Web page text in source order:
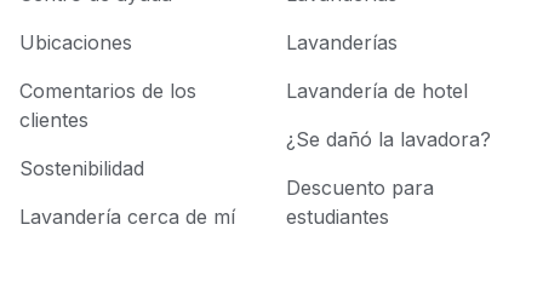
Ubicaciones
Comentarios de los
clientes
Sostenibilidad
Lavandería cerca de mí
Lavanderías
Lavandería de hotel
¿Se dañó la lavadora?
Descuento para
estudiantes